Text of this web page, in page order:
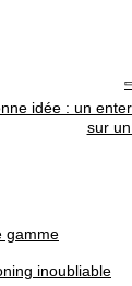
idée : un
sur
gamme
inoubliable